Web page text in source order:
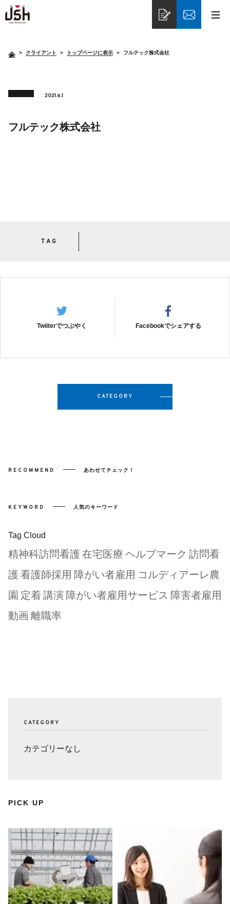
> クライアント トップページに表示 フルテック株式会社
2021.6.1
フルテック株式会社
TAG
Twiiterでつぶやく Facebookでシェアする
CATEGORY
RECOMMEND あわせてチェック！
KEYWORD 人気のキーワード
Tag Cloud
精神科訪問看護 在宅医療 ヘルプマーク 訪問看
護 看護師採用 障がい者雇用 コルディアーレ農
園 定着 講演 障がい者雇用サービス 障害者雇用
動画離職率
CATEGORY
カテゴリーなし
PICK UP